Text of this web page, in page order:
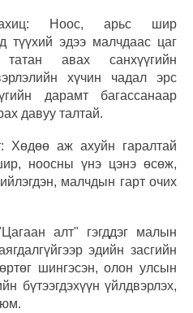
ахиц: Ноос, арьс шир
түүхий эдээ малчдаас цаг
татан авах санхүүгийн
хүчин чадал эрс
дарамт багассанаар
давуу талтай.
Хөдөө аж ахуйн гаралтай
ноосны үнэ цэнэ өсөж,
малчдын гарт очих
алт" гэгддэг малын
эдийн засгийн
шингэсэн, олон улсын
бүтээгдэхүүн үйлдвэрлэх,
юм.